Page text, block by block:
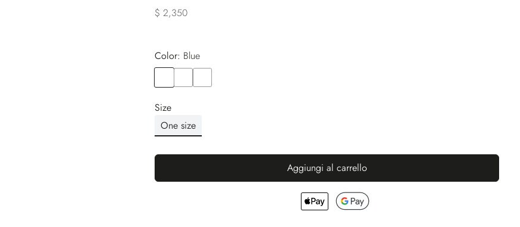
$ 2,350
Color:
blue
Size
One size
Aggiungi al carrello